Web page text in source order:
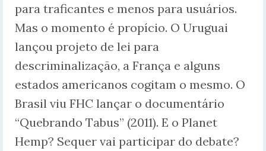
para traficantes e menos para usuários.
Mas o momento é propício. O Uruguai
lançou projeto de lei para
descriminalização, a França e alguns
estados americanos cogitam o mesmo. O
Brasil viu FHC lançar o documentário
“Quebrando Tabus” (2011). E o Planet
Hemp? Sequer vai participar do debate?